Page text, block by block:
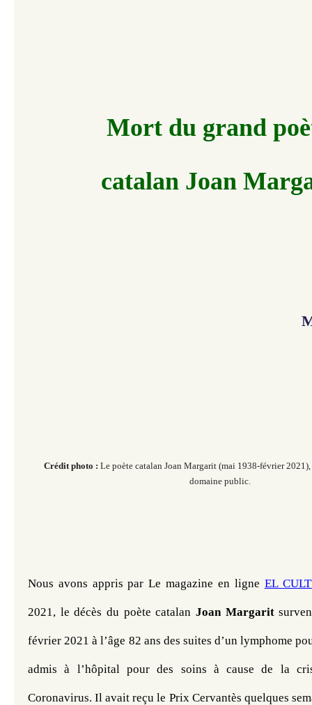
Mort du grand
catalan Joan
Crédit photo : Le poète catalan Joan Margarit (mai 1938-février
domaine public.
Nous avons appris par Le magazine en ligne EL
2021, le décès du poète catalan Joan Margarit
février 2021 à l’âge 82 ans des suites d’un lymphome
admis à l’hôpital pour des soins à cause de la
Coronavirus. Il avait reçu le Prix Cervantès quelques